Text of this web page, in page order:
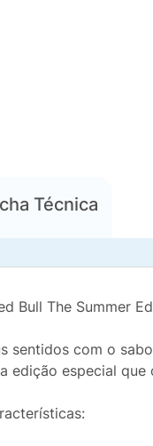
Técnica
Bull The Summer
sentidos com o
edição especial